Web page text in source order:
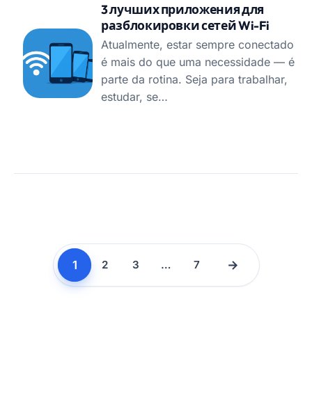
3 лучших приложения для
разблокировки сетей Wi-Fi
Atualmente, estar sempre conectado
é mais do que uma necessidade — é
parte da rotina. Seja para trabalhar,
estudar, se…
1 2 3 … 7 →